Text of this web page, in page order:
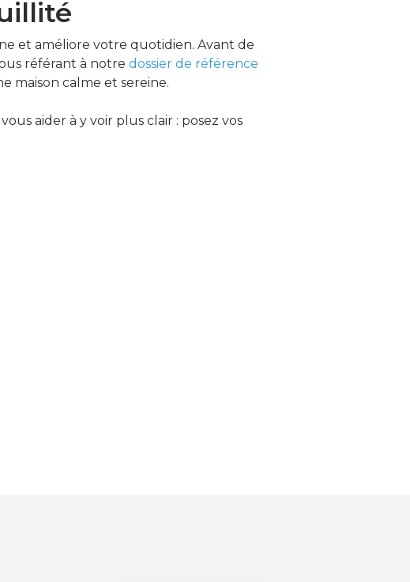
et améliore votre quotidien. Avant de
référant à notre dossier de référence
maison calme et sereine.
aider à y voir plus clair : posez vos